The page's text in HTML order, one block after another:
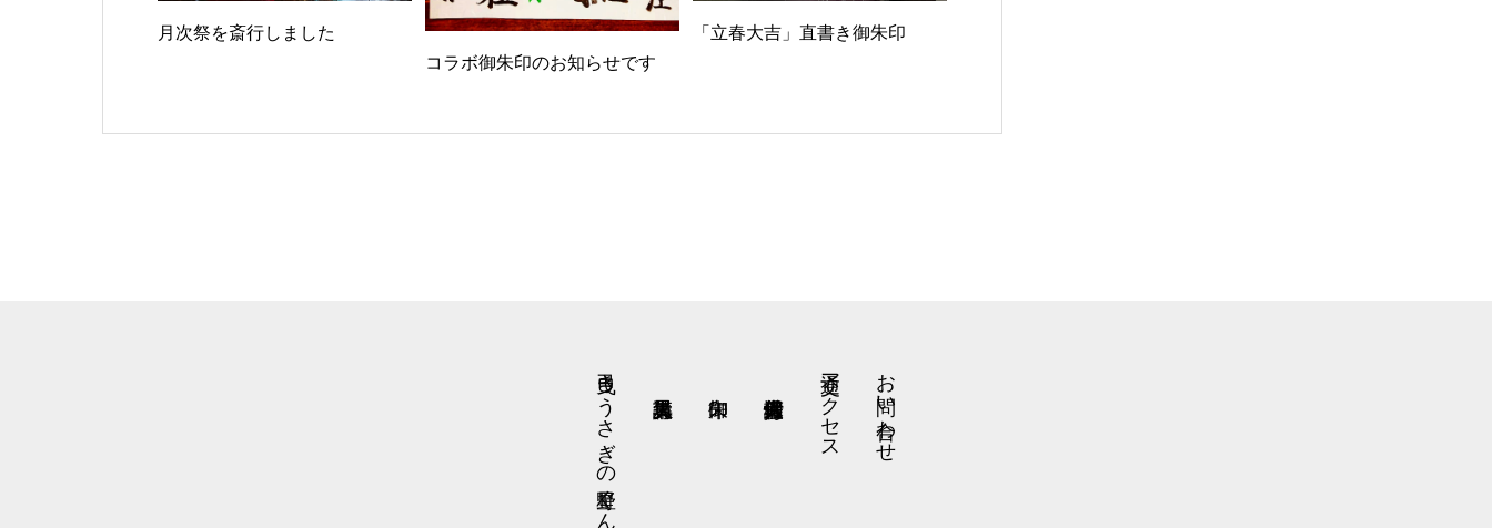
月次祭を斎行しました
コラボ御朱印のお知らせです
「立春大吉」直書き御朱印
お問い合わせ
交通アクセス
弓曳きうさぎの星野くん